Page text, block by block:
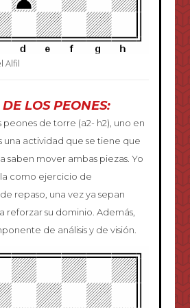
Alfil
LOS PEONES:
peones de torre (a2- h2), uno en
una actividad que se tiene que
saben mover ambas piezas. Yo
como ejercicio de
repaso, una vez ya sepan
reforzar su dominio. Además,
de análisis y de visión.